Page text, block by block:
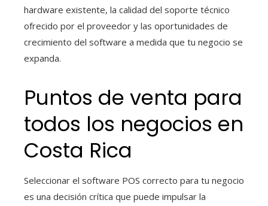
hardware existente, la calidad del soporte técnico
ofrecido por el proveedor y las oportunidades de
crecimiento del software a medida que tu negocio se
expanda.
Puntos de venta para
todos los negocios en
Costa Rica
Seleccionar el software POS correcto para tu negocio
es una decisión crítica que puede impulsar la